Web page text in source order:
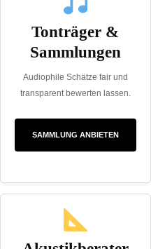
Tonträger &
Sammlungen
Audiophile Schätze fair und
transparent bewerten lassen.
SAMMLUNG ANBIETEN